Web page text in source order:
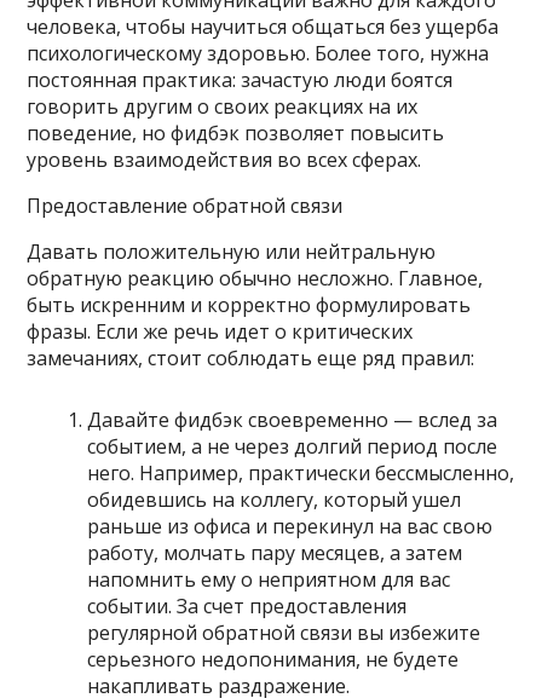
человека, чтобы научиться общаться без ущерба
психологическому здоровью. Более того, нужна
постоянная практика: зачастую люди боятся
говорить другим о своих реакциях на их
поведение, но фидбэк позволяет повысить
уровень взаимодействия во всех сферах.
Предоставление обратной связи
Давать положительную или нейтральную
обратную реакцию обычно несложно. Главное,
быть искренним и корректно формулировать
фразы. Если же речь идет о критических
замечаниях, стоит соблюдать еще ряд правил:
Давайте фидбэк своевременно — вслед за
событием, а не через долгий период после
него. Например, практически бессмысленно,
обидевшись на коллегу, который ушел
раньше из офиса и перекинул на вас свою
работу, молчать пару месяцев, а затем
напомнить ему о неприятном для вас
событии. За счет предоставления
регулярной обратной связи вы избежите
серьезного недопонимания, не будете
накапливать раздражение.